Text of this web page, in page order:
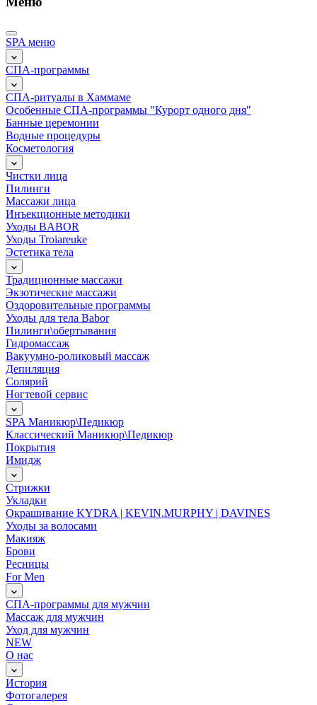
SPA меню
СПА-программы
СПА-ритуалы в Хаммаме
Особенные СПА-программы "Курорт одного дня"
Банные церемонии
Водные процедуры
Косметология
Чистки лица
Пилинги
Массажи лица
Инъекционные методики
Уходы BABOR
Уходы Troiareuke
Эстетика тела
Традиционные массажи
Экзотические массажи
Оздоровительные программы
Уходы для тела Babor
Пилинги\обертывания
Гидромассаж
Вакуумно-роликовый массаж
Депиляция
Солярий
Ногтевой сервис
SPA Маникюр\Педикюр
Классический Маникюр\Педикюр
Покрытия
Имидж
Стрижки
Укладки
Окрашивание KYDRA | KEVIN.MURPHY | DAVINES
Уходы за волосами
Макияж
Брови
Ресницы
For Men
СПА-программы для мужчин
Массаж для мужчин
Уход для мужчин
NEW
О нас
История
Фотогалерея